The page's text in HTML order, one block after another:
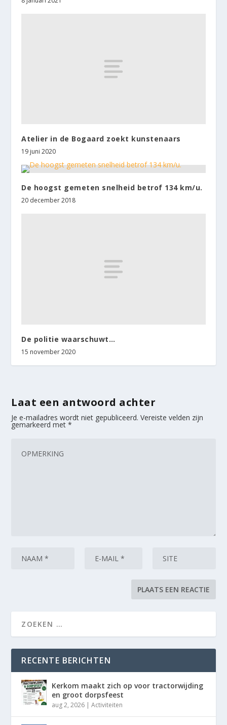
Atelier in de Bogaard zoekt kunstenaars
19 juni 2020
De hoogst gemeten snelheid betrof 134 km/u.
20 december 2018
De politie waarschuwt…
15 november 2020
Laat een antwoord achter
Je e-mailadres wordt niet gepubliceerd. Vereiste velden zijn
gemarkeerd met*
RECENTE BERICHTEN
Kerkom maakt zich op voor tractorwijding
en groot dorpsfeest
aug 2, 2026 |Activiteiten